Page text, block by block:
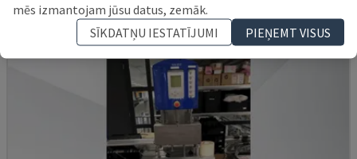
mēs izmantojam jūsu datus, zemāk.
SĪKDATŅU IESTATĪJUMI
PIEŅEMT VISUS